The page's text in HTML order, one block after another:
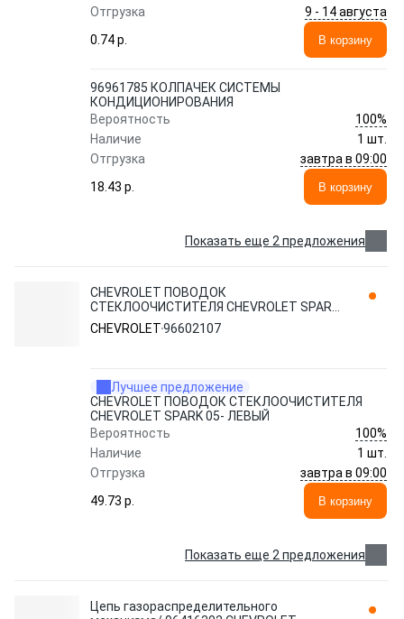
Отгрузка
9 - 14 августа
0.74 p.
В корзину
96961785 КОЛПАЧЕК СИСТЕМЫ
КОНДИЦИОНИРОВАНИЯ
Вероятность
100%
Наличие
1 шт.
Отгрузка
завтра в 09:00
18.43 p.
В корзину
Показать еще 2 предложения
CHEVROLET ПОВОДОК
СТЕКЛООЧИСТИТЕЛЯ CHEVROLET SPARK
05- ЛЕВЫЙ 96602107
CHEVROLET96602107
Лучшее предложение
CHEVROLET ПОВОДОК СТЕКЛООЧИСТИТЕЛЯ
CHEVROLET SPARK 05- ЛЕВЫЙ
Вероятность
100%
Наличие
1 шт.
Отгрузка
завтра в 09:00
49.73 p.
В корзину
Показать еще 2 предложения
Цепь газораспределительного